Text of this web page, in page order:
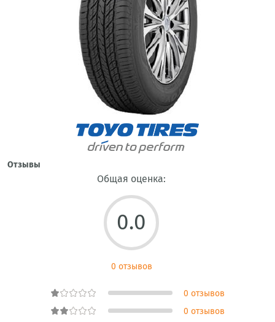
Отзывы
Общая оценка:
0.0
0 отзывов
0 отзывов
0 отзывов